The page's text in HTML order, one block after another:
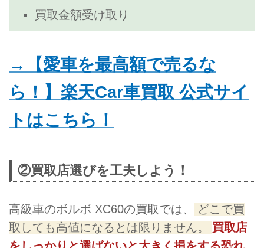
買取金額受け取り
→【愛車を最高額で売るな
ら！】楽天Car車買取 公式サイ
トはこちら！
②買取店選びを工夫しよう！
高級車のボルボ XC60の買取では、
どこで買
取しても高値になるとは限りません。
買取店